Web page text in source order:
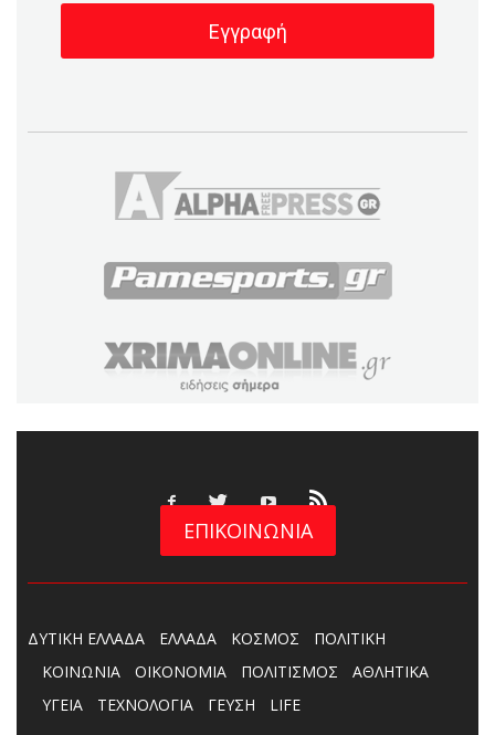
ΕΠΙΚΟΙΝΩΝΙΑ
ΔΥΤΙΚΗ ΕΛΛΑΔΑ ΕΛΛΑΔΑ ΚΟΣΜΟΣ
ΠΟΛΙΤΙΚΗ
ΚΟΙΝΩΝΙΑ
ΟΙΚΟΝΟΜΙΑ ΠΟΛΙΤΙΣΜΟΣ
ΑΘΛΗΤΙΚΑ
ΥΓΕΙΑ
ΤΕΧΝΟΛΟΓΙΑ ΓΕΥΣΗ LIFE